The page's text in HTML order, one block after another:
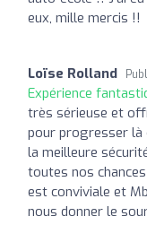
eux, mille mercis !!
Loïse Rolland
Expérience
très sérieuse et
pour progresser là
la meilleure
toutes nos
est conviviale et
nous donner le